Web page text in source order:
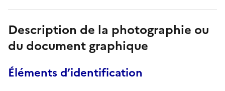
Description de la photographie ou
du document graphique
Éléments d’identification